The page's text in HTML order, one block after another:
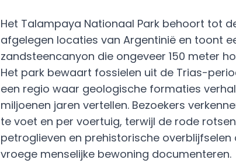
Het Talampaya Nationaal Park behoort tot
afgelegen locaties van Argentinië en toont
zandsteencanyon die ongeveer 150 meter
Het park bewaart fossielen uit de Trias-
een regio waar geologische formaties
miljoenen jaren vertellen. Bezoekers
te voet en per voertuig, terwijl de rode
petroglieven en prehistorische overblijfselen
vroege menselijke bewoning documenteren.